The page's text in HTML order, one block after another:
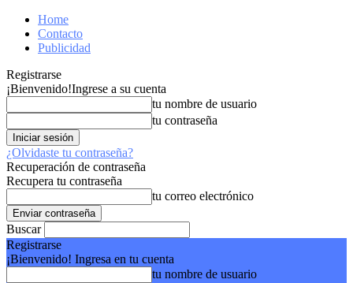
Home
Contacto
Publicidad
Registrarse
¡Bienvenido!Ingrese a su cuenta
tu nombre de usuario
tu contraseña
¿Olvidaste tu contraseña?
Recuperación de contraseña
Recupera tu contraseña
tu correo electrónico
Buscar
Registrarse
¡Bienvenido! Ingresa en tu cuenta
tu nombre de usuario